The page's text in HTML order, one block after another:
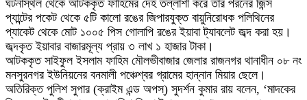
ঘটনাস্থল থেকে আটককৃত ফাহিমের দেহ তল্লাশী করে তার পরনের জিন্স
প্যান্টের পকেট থেকে ৫টি কালো রঙের জিপারযুক্ত বায়ুনিরোধক পলিথিনের
প্যাকেট থেকে মোট ১০০৫ পিস গোলাপি রঙের ইয়াবা ট্যাবলেট জব্দ করা হয়।
জব্দকৃত ইয়াবার বাজারমূল্য প্রায় ৩ লাখ ১ হাজার টাকা।
আটককৃত সাইফুল ইসলাম ফাহিম মৌলভীবাজার জেলার রাজনগর থানাধীন ০৮ নং
মনসুরনগর ইউনিয়নের বনমালী পঞ্চেশ্বর গ্রামের হান্নান মিয়ার ছেলে।
অতিরিক্ত পুলিশ সুপার (ক্রাইম এন্ড অপস্) সুদর্শন কুমার রায় বলেন, ‘মাদকের